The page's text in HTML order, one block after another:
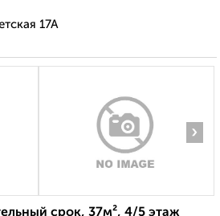
17А
›
срок, 37м², 4/5 этаж